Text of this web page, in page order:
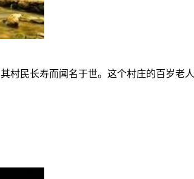
村民长寿而闻名于世。这个村庄的百岁老